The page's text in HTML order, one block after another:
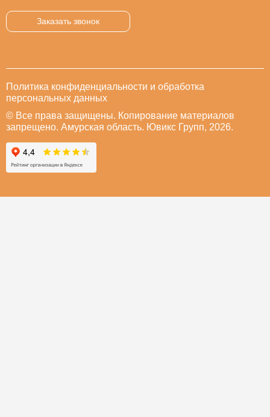
Заказать звонок
Политика конфиденциальности и обработка
персональных данных
© Все права защищены. Копирование материалов
запрещено. Амурская область. Ювикс Групп, 2026.